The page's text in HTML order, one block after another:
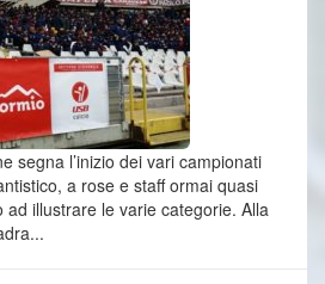
segna l’inizio dei vari campionati
a rose e staff ormai quasi
illustrare le varie categorie. Alla